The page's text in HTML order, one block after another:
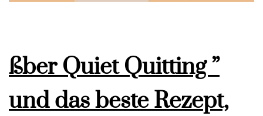
ßber Quiet Quitting ”
und das beste Rezept,